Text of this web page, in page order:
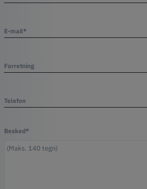
E-mail*
Forretning
Telefon
Besked*